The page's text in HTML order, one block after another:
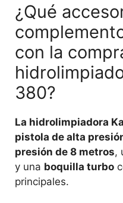
¿Qué
con la
380?
La hidrolimpiadora
pistola de alta
presión de 8 metros,
y una boquilla turbo
principales.